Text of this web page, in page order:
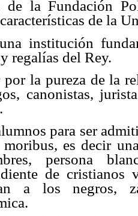
de la Fundación
de la
institución
regalías del Rey.
por la pureza de la
canonistas,
para ser
es decir
persona
de
a los negros,